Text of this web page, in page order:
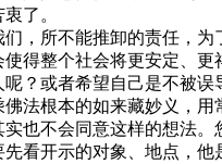
了。
所不能推卸的责任，为
得整个社会将更安定、更
或者希望自己是不被误
法根本的如来藏妙义，
也不会同意这样的想法。
开示的对象、地点，他